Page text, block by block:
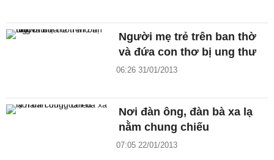
Người mẹ trẻ trên ban thờ
và đứa con thơ bị ung thư
06:26 31/01/2013
Nơi đàn ông, đàn bà xa lạ
nằm chung chiếu
07:05 22/01/2013